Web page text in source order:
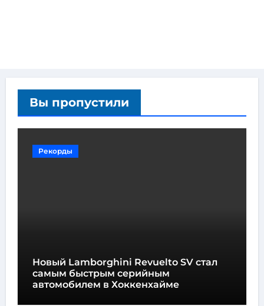
Вы пропустили
Рекорды
Новый Lamborghini Revuelto SV стал
самым быстрым серийным
автомобилем в Хоккенхайме